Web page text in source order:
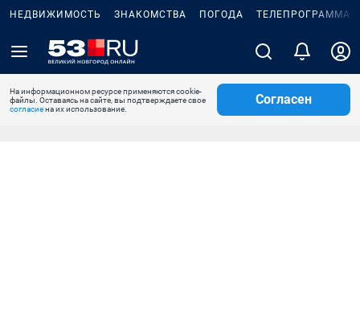
НЕДВИЖИМОСТЬ ЗНАКОМСТВА ПОГОДА ТЕЛЕПРОГРАММА
На информационном ресурсе применяются cookie-
файлы. Оставаясь на сайте, вы подтверждаете свое
согласиена их использование.
Согласен